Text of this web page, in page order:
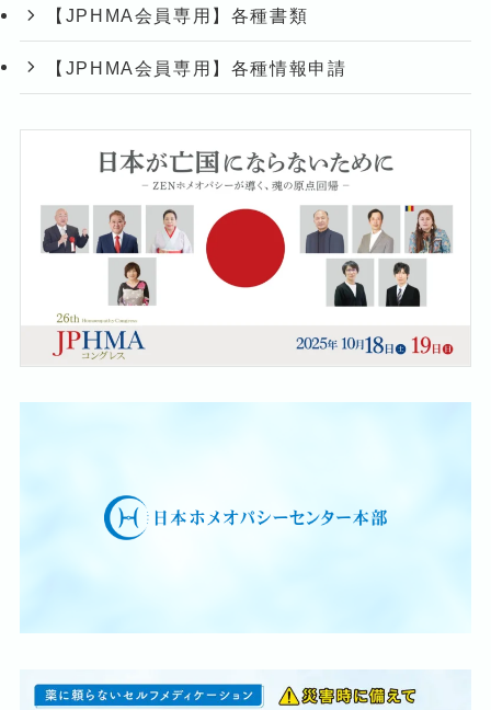
【JPHMA会員専用】各種書類
【JPHMA会員専用】各種情報申請